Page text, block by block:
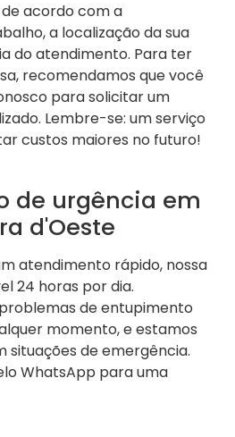
acordo com a
a localização da sua
do atendimento. Para ter
recomendamos que você
para solicitar um
Lembre-se: um serviço
custos maiores no futuro!
de urgência em
d'Oeste
atendimento rápido, nossa
24 horas por dia.
de entupimento
momento, e estamos
situações de emergência.
WhatsApp para uma